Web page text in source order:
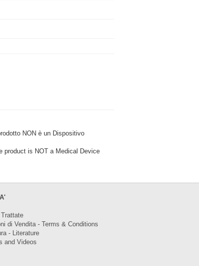
NON è un Dispositivo
product is NOT a Medical Device
di Vendita - Terms & Conditions
- Literature
and Videos